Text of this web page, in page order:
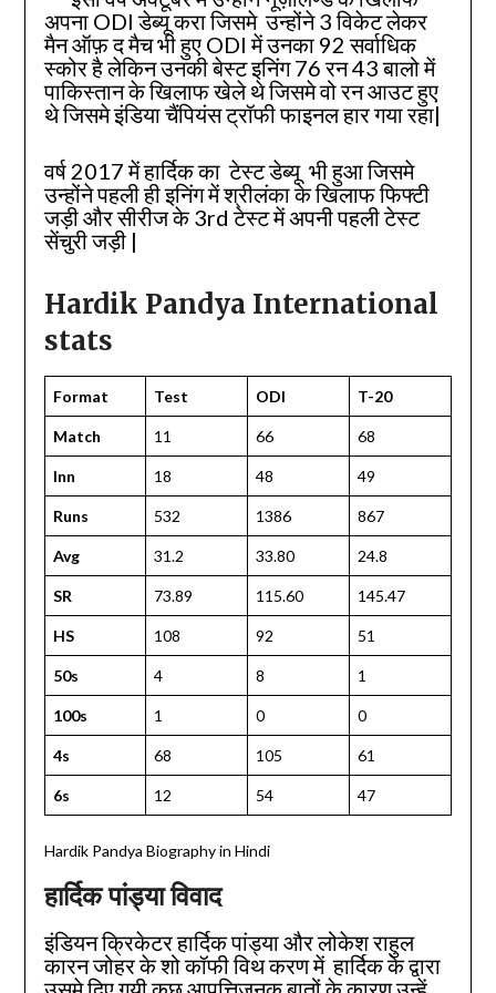
अपना ODI डेब्यू करा जिसमे उन्होंने 3 विकेट लेकर
मैन ऑफ़ द मैच भी हुए ODI में उनका 92 सर्वाधिक
स्कोर है लेकिन उनकी बेस्ट इनिंग 76 रन 43 बालो में
पाकिस्तान के खिलाफ खेले थे जिसमे वो रन आउट हुए
थे जिसमे इंडिया चैंपियंस ट्रॉफी फाइनल हार गया रहा|
वर्ष 2017 में हार्दिक का टेस्ट डेब्यू भी हुआ जिसमे
उन्होंने पहली ही इनिंग में श्रीलंका के खिलाफ फिफ्टी
जड़ी और सीरीज के 3rd टेस्ट में अपनी पहली टेस्ट
सेंचुरी जड़ी |
Hardik Pandya International
stats
Format Test ODI T-20
Match 11 66 68
Inn 18 48 49
Runs 532 1386 867
Avg 31.2 33.80 24.8
SR 73.89 115.60 145.47
HS 108 92 51
50s 4 8 1
100s 1 0 0
4s 68 105 61
6s 12 54 47
Hardik Pandya Biography in Hindi
हार्दिक पांड्या विवाद
इंडियन क्रिकेटर हार्दिक पांड्या और लोकेश राहुल
कारन जोहर के शो कॉफी विथ करण में हार्दिक के द्वारा